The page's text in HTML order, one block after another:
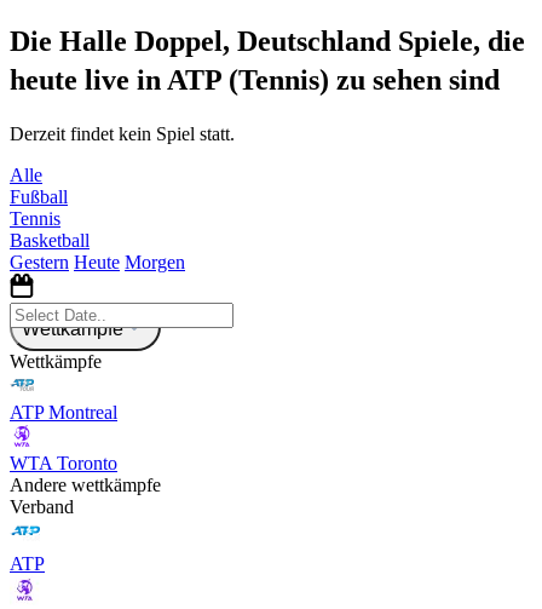
Die Halle Doppel, Deutschland Spiele, die
heute live in ATP (Tennis) zu sehen sind
Derzeit findet kein Spiel statt.
Alle
Fußball
Tennis
Basketball
Gestern Heute Morgen
Wettkämpfe
Wettkämpfe
ATP Montreal
WTA Toronto
Andere wettkämpfe
Verband
ATP